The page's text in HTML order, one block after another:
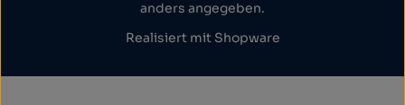
anders angegeben.
Realisiert mit Shopware